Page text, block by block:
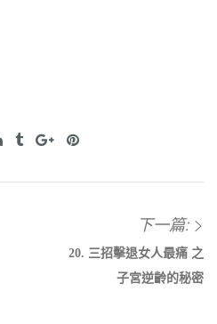
下一篇:
20. 三招擊退女人最痛 之
子宮逆齡的秘密